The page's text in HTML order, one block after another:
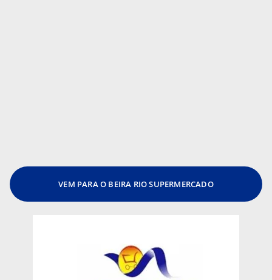
VEM PARA O BEIRA RIO SUPERMERCADO